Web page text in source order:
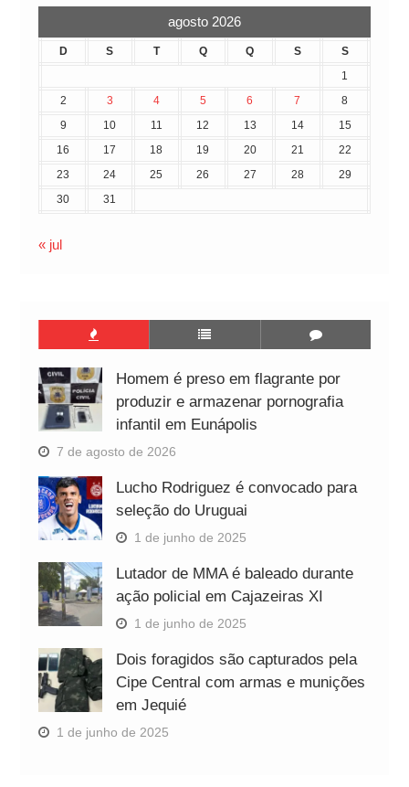
agosto 2026
D S T Q Q S
S
1
2
3 4 5 6 7
8
9
10 11 12 13 14
15
16
17 18 19 20 21
22
23
24 25 26 27 28
29
30
31
« jul
Homem é preso em flagrante por
produzir e armazenar pornografia
infantil em Eunápolis
7 de agosto de 2026
Lucho Rodriguez é convocado para
seleção do Uruguai
1 de junho de 2025
Lutador de MMA é baleado durante
ação policial em Cajazeiras XI
1 de junho de 2025
Dois foragidos são capturados pela
Cipe Central com armas e munições
em Jequié
1 de junho de 2025